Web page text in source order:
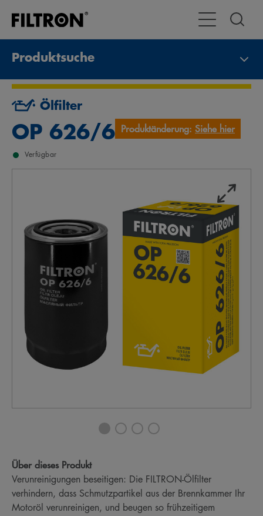
Toggle
Produktsuche
Ölfilter
OP 626/6 Produktänderung: Siehe hier
Verfügbar
Über dieses Produkt
Verunreinigungen beseitigen: Die FILTRON-Ölfilter
verhindern, dass Schmutzpartikel aus der Brennkammer Ihr
Motoröl verunreinigen, und beugen so frühzeitigem